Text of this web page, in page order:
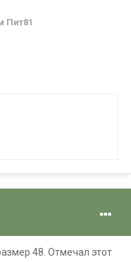
Пит81
48. Отмечал этот